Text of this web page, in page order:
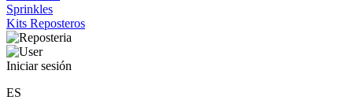
Sprinkles
Kits Reposteros
Iniciar sesión
ES